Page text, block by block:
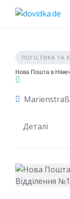
ЛОГІСТИКА ТА
Нова Пошта в
Деталі